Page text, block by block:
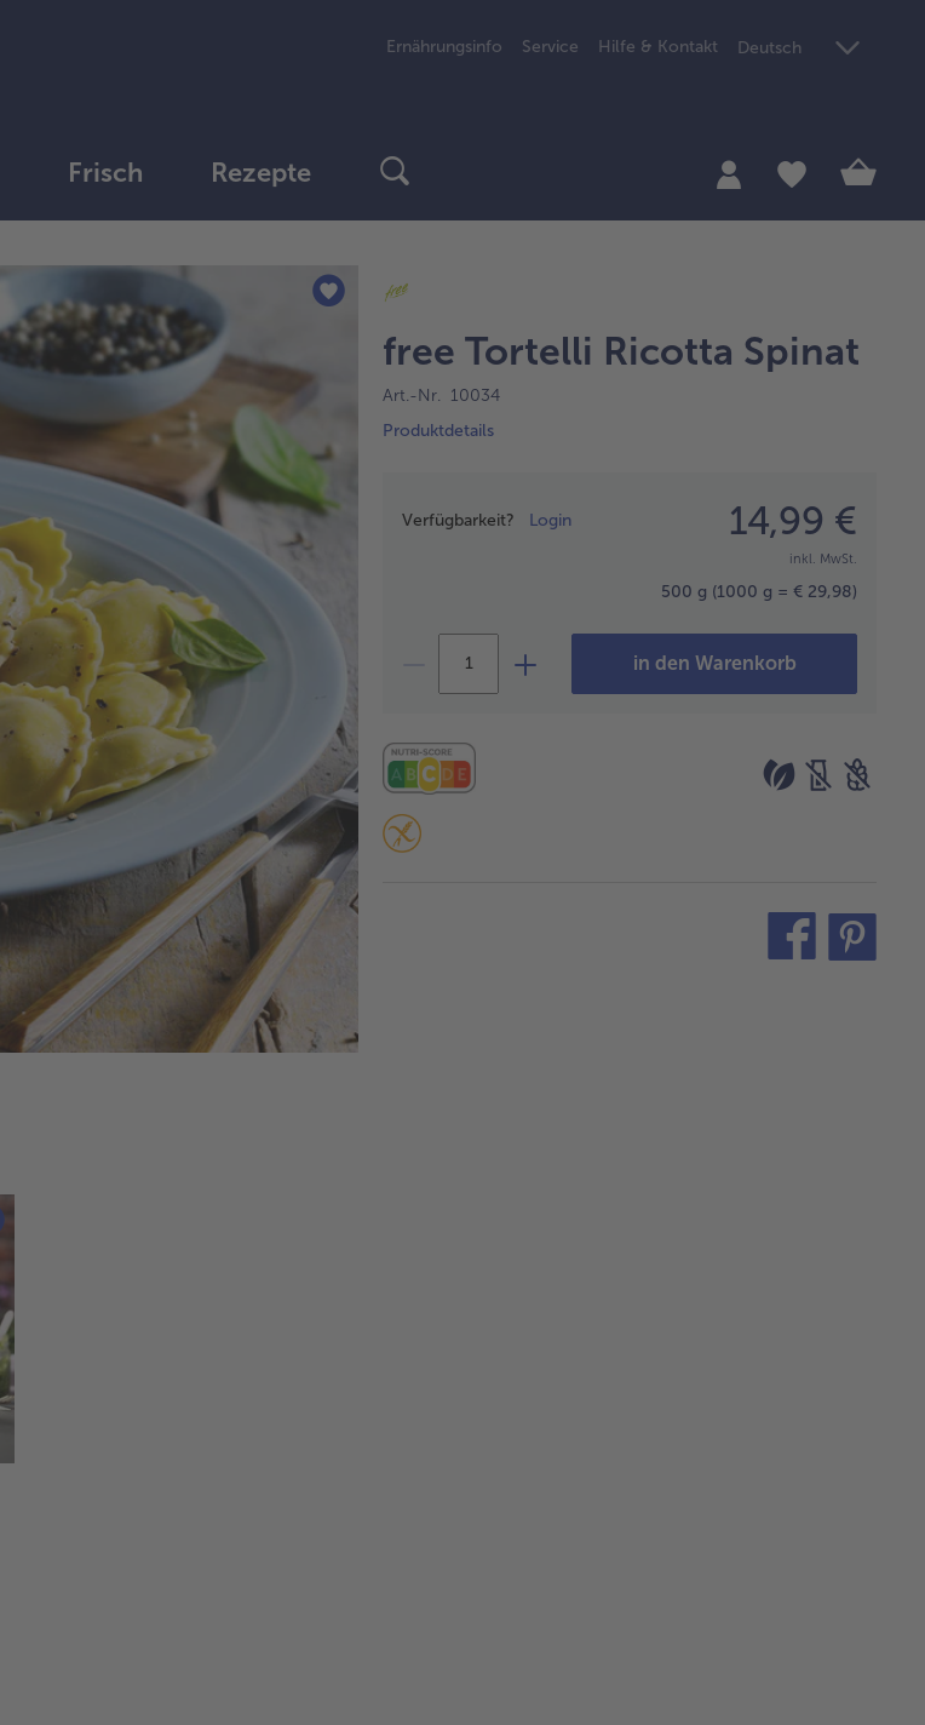
Ernährungsinfo Service Hilfe & Kontakt Deutsch
Frisch Rezepte
free Tortelli Ricotta Spinat
Art.-Nr. 10034
Produktdetails
Verfügbarkeit? Login 14,99 €
inkl. MwSt.
500 g (1000 g = € 29,98)
in den Warenkorb
teilen